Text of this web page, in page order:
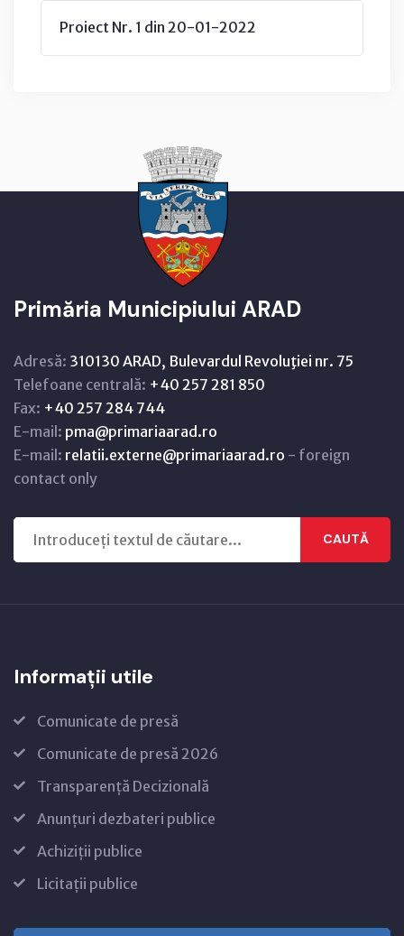
Proiect Nr. 1 din 20-01-2022
Primăria Municipiului ARAD
Adresă: 310130 ARAD, Bulevardul Revoluţiei nr. 75
Telefoane centrală: +40 257 281 850
Fax: +40 257 284 744
E-mail: pma@primariaarad.ro
E-mail: relatii.externe@primariaarad.ro - foreign
contact only
CAUTĂ
Informații utile
Comunicate de presă
Comunicate de presă 2026
Transparență Decizională
Anunțuri dezbateri publice
Achiziții publice
Licitații publice